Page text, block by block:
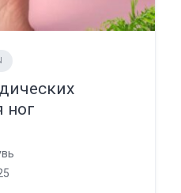
ног